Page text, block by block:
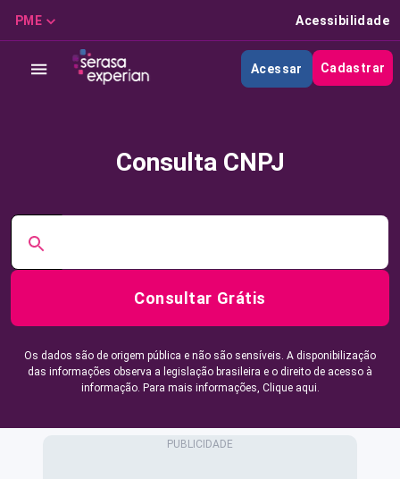
PME Acessibilidade
Acessar Cadastrar
Consulta CNPJ
Consultar Grátis
Os dados são de origem pública e não são sensíveis. A disponibilização
das informações observa a legislação brasileira e o direito de acesso à
informação. Para mais informações, Clique aqui.